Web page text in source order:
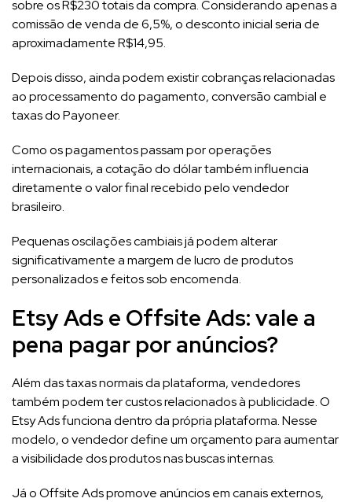
sobre os R$230 totais da compra. Considerando apenas a
comissão de venda de 6,5%, o desconto inicial seria de
aproximadamente R$14,95.
Depois disso, ainda podem existir cobranças relacionadas
ao processamento do pagamento, conversão cambial e
taxas do Payoneer.
Como os pagamentos passam por operações
internacionais, a cotação do dólar também influencia
diretamente o valor final recebido pelo vendedor
brasileiro.
Pequenas oscilações cambiais já podem alterar
significativamente a margem de lucro de produtos
personalizados e feitos sob encomenda.
Etsy Ads e Offsite Ads: vale a
pena pagar por anúncios?
Além das taxas normais da plataforma, vendedores
também podem ter custos relacionados à publicidade. O
Etsy Ads funciona dentro da própria plataforma. Nesse
modelo, o vendedor define um orçamento para aumentar
a visibilidade dos produtos nas buscas internas.
Já o Offsite Ads promove anúncios em canais externos,